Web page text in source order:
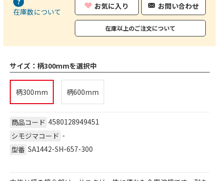
在庫数について
お気に入り お問い合わせ
在庫以上のご注文について
サイズ： 柄300mmを選択中
柄300mm 柄600mm
商品コード 4580128949451
シモジマコード -
型番 SA1442-SH-657-300